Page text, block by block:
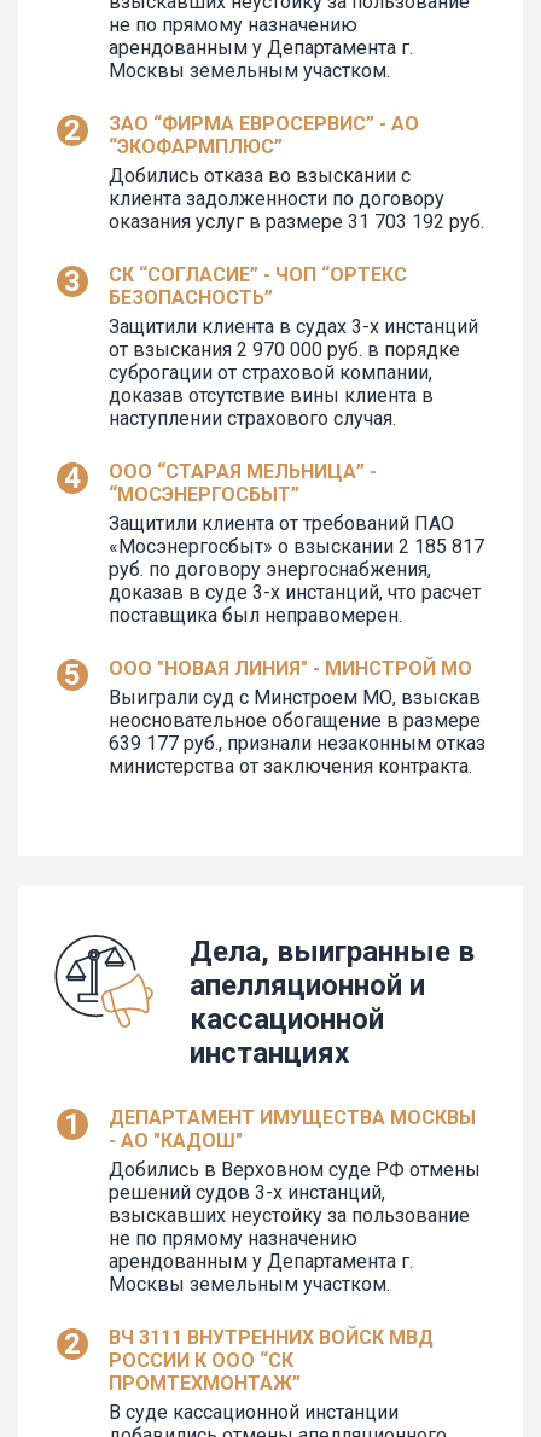
не по прямому назначению
арендованным у Департамента г.
Москвы земельным участком.
ЗАО “ФИРМА ЕВРОСЕРВИС” - АО
“ЭКОФАРМПЛЮС”
Добились отказа во взыскании с
клиента задолженности по договору
оказания услуг в размере 31 703 192 руб.
СК “СОГЛАСИЕ” - ЧОП “ОРТЕКС
БЕЗОПАСНОСТЬ”
Защитили клиента в судах 3-х инстанций
от взыскания 2 970 000 руб. в порядке
суброгации от страховой компании,
доказав отсутствие вины клиента в
наступлении страхового случая.
ООО “СТАРАЯ МЕЛЬНИЦА” -
“МОСЭНЕРГОСБЫТ”
Защитили клиента от требований ПАО
«Мосэнергосбыт» о взыскании 2 185 817
руб. по договору энергоснабжения,
доказав в суде 3-х инстанций, что расчет
поставщика был неправомерен.
ООО "НОВАЯ ЛИНИЯ" - МИНСТРОЙ МО
Выиграли суд с Минстроем МО, взыскав
неосновательное обогащение в размере
639 177 руб., признали незаконным отказ
министерства от заключения контракта.
Дела, выигранные в
апелляционной и
кассационной
инстанциях
ДЕПАРТАМЕНТ ИМУЩЕСТВА МОСКВЫ
- АО "КАДОШ"
Добились в Верховном суде РФ отмены
решений судов 3-х инстанций,
взыскавших неустойку за пользование
не по прямому назначению
арендованным у Департамента г.
Москвы земельным участком.
ВЧ 3111 ВНУТРЕННИХ ВОЙСК МВД
РОССИИ К ООО “СК
ПРОМТЕХМОНТАЖ”
В суде кассационной инстанции